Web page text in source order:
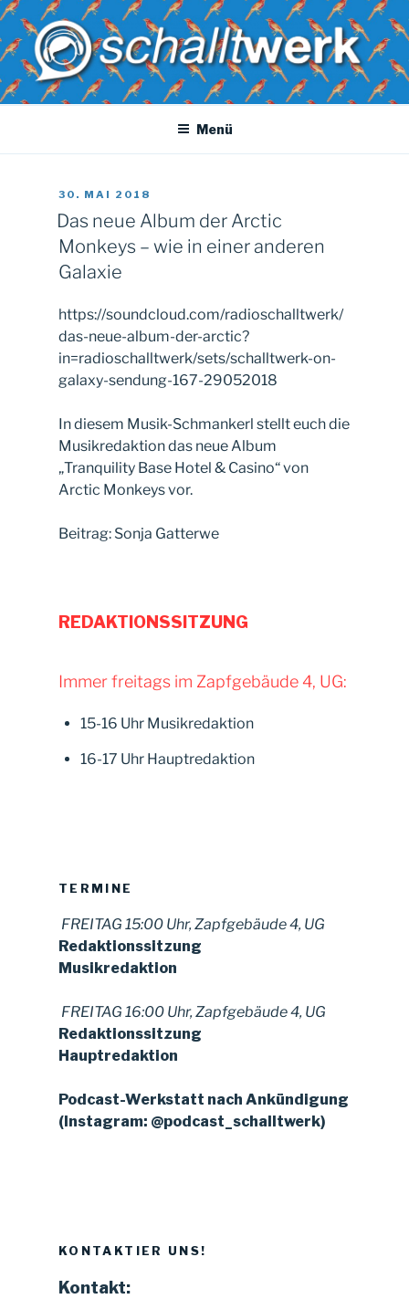
Zum
Inhalt
springen
SCHALLTWERK
Dein radio. Deine musik. Dein Uni-versum
Menü
VERÖFFENTLICHT
AM
30. MAI 2018
Das neue Album der Arctic
Monkeys – wie in einer anderen
Galaxie
https://soundcloud.com/radioschalltwerk/
das-neue-album-der-arctic?
in=radioschalltwerk/sets/schalltwerk-on-
galaxy-sendung-167-29052018
In diesem Musik-Schmankerl stellt euch die
Musikredaktion das neue Album
„Tranquility Base Hotel & Casino“ von
Arctic Monkeys vor.
Beitrag: Sonja Gatterwe
REDAKTIONSSITZUNG
Immer freitags im Zapfgebäude 4, UG:
15-16 Uhr Musikredaktion
16-17 Uhr Hauptredaktion
TERMINE
FREITAG 15:00 Uhr, Zapfgebäude 4, UG
Redaktionssitzung
Musikredaktion
FREITAG 16:00 Uhr, Zapfgebäude 4, UG
Redaktionssitzung
Hauptredaktion
Podcast-Werkstatt nach Ankündigung
(Instagram: @podcast_schalltwerk)
KONTAKTIER UNS!
Kontakt: